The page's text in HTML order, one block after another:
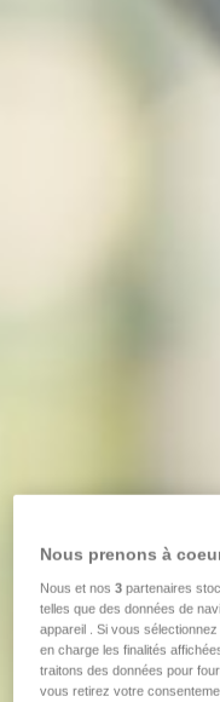
Nous prenons à
Nous et nos3 partenaires
telles que des données de
appareil . Si vous
en charge les finalités
traitons des données pour
vous retirez votre